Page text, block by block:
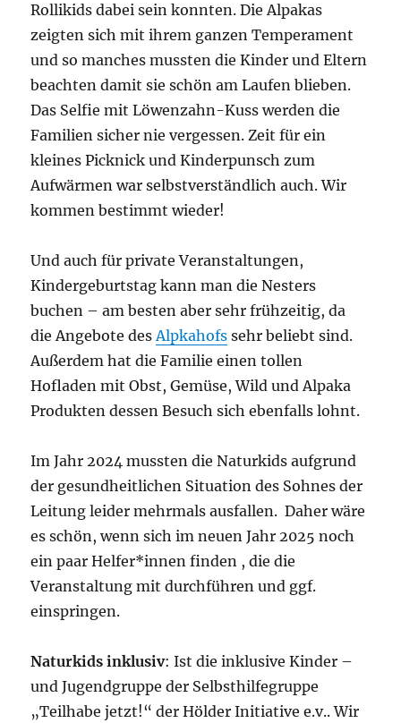
Rollikids dabei sein konnten. Die Alpakas
zeigten sich mit ihrem ganzen Temperament
und so manches mussten die Kinder und Eltern
beachten damit sie schön am Laufen blieben.
Das Selfie mit Löwenzahn-Kuss werden die
Familien sicher nie vergessen. Zeit für ein
kleines Picknick und Kinderpunsch zum
Aufwärmen war selbstverständlich auch. Wir
kommen bestimmt wieder!
Und auch für private Veranstaltungen,
Kindergeburtstag kann man die Nesters
buchen – am besten aber sehr frühzeitig, da
die Angebote desAlpkahofs sehr beliebt sind.
Außerdem hat die Familie einen tollen
Hofladen mit Obst, Gemüse, Wild und Alpaka
Produkten dessen Besuch sich ebenfalls lohnt.
Im Jahr 2024 mussten die Naturkids aufgrund
der gesundheitlichen Situation des Sohnes der
Leitung leider mehrmals ausfallen. Daher wäre
es schön, wenn sich im neuen Jahr 2025 noch
ein paar Helfer*innen finden , die die
Veranstaltung mit durchführen und ggf.
einspringen.
Naturkids inklusiv: Ist die inklusive Kinder –
und Jugendgruppe der Selbsthilfegruppe
„Teilhabe jetzt!“ der Hölder Initiative e.v.. Wir